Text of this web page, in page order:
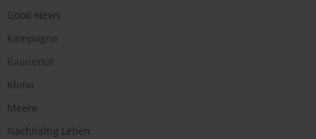
Good News
Kampagne
Kaunertal
Klima
Meere
Nachhaltig Leben